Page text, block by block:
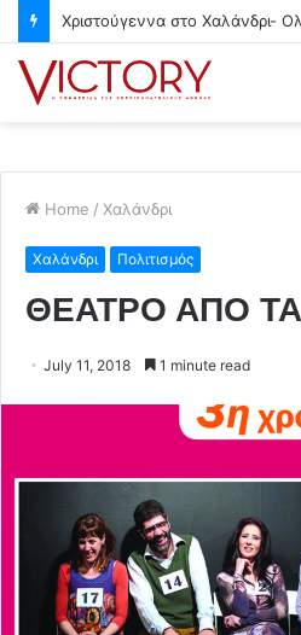
Home / Χαλάνδρι
Χαλάνδρι Πολιτισμός
ΘΕΑΤΡΟ ΑΠΟ
July 11, 2018 1 minute read